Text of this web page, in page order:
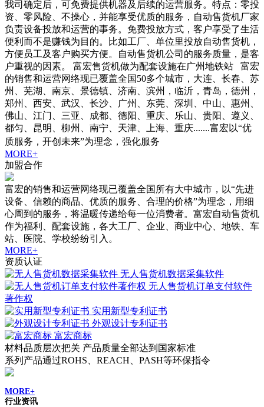
我司确定后，可免费提供机器及后续的运营服务。特点：零投
资、零风险、不操心，并能享受优质的服务，自动售货机厂家
负责设备投放和运营的事务。免费投放方式，客户享受了生活
便利而不是赚钱为目的。比如工厂、单位里投放自动售货机，
方便员工及客户购买方便。自动售货机公司的服务质量，是客
户重视的因素。 富宏售货机做为配套设施在广州地铁站 富宏
的销售和运营网络现已覆盖全国50多个城市，大连、长春、苏
州、芜湖、南京、景德镇、济南、滨州，临沂，青岛，德州，
郑州、西安、武汉、长沙、广州、东莞、深圳、中山、惠州、
佛山、江门、三亚、成都、德阳、重庆、乐山、贵阳、遵义、
都匀、昆明、柳州、南宁、天津、上海、重庆.......富宏以“优
质服务，开创未来”为理念，强化服务
MORE+
加盟合作
富宏的销售和运营网络现已覆盖全国所有大中城市，以“先进
设备、信赖的商品、优质的服务、合理的价格”为理念，用细
心周到的服务，将温暖传递给每一位消费者。富宏自动售货机
作为福利、配套设施，各大工厂、企业、商业中心、地铁、车
站、医院、学校纷纷引入。
MORE+
资质认证
无人售货机数据采集软件
无人售货机订单支付软件
著作权
实用新型专利证书
外观设计专利证书
富宏商标
材料品质层次把关 产品质量全部达到国家标准
系列产品通过ROHS、REACH、PASH等环保指令
MORE+
行业资讯